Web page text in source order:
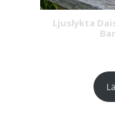
Ljuslykta